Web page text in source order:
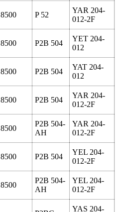
8500 P 52
YAR 204-
012-2F
8500 P2B 504
YET 204-
012
8500 P2B 504
YAT 204-
012
8500 P2B 504
YAR 204-
012-2F
8500
P2B 504-
AH
YAR 204-
012-2F
8500 P2B 504
YEL 204-
012-2F
8500
P2B 504-
AH
YEL 204-
012-2F
YAS 204-